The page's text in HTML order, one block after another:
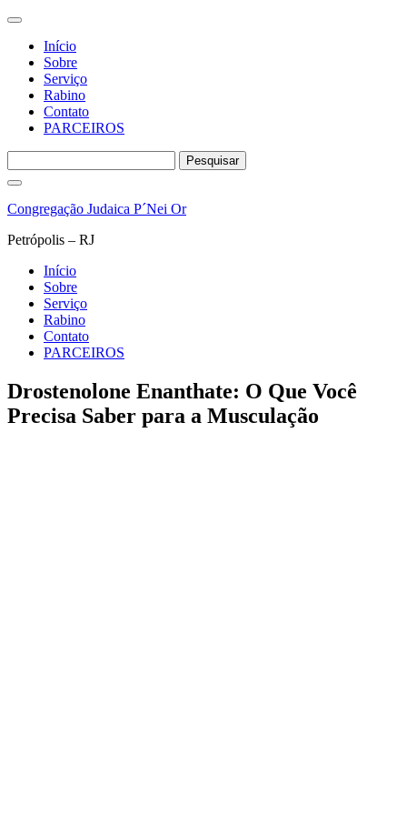
Início
Sobre
Serviço
Rabino
Contato
PARCEIROS
por:
Pular
o
Congregação Judaica P´Nei Or
Petrópolis – RJ
Início
Sobre
Serviço
Rabino
Contato
PARCEIROS
Drostenolone Enanthate: O Que Você
Precisa Saber para a Musculação